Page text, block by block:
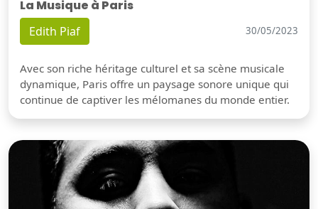
La Musique à Paris
Edith Piaf 30/05/2023
Avec son riche héritage culturel et sa scène musicale
dynamique, Paris offre un paysage sonore unique qui
continue de captiver les mélomanes du monde entier.